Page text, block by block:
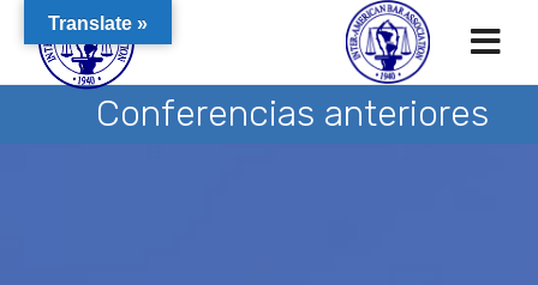
Conferencias anteriores
Translate »